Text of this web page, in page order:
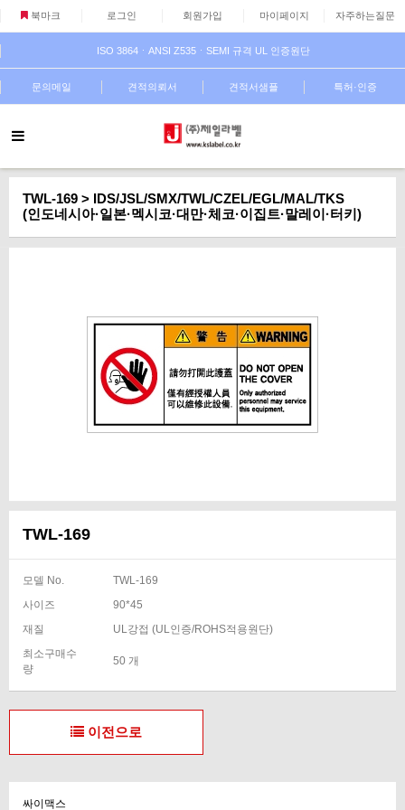
북마크 로그인 회원가입 마이페이지 자주하는질문
ISO 3864ㆍANSI Z535ㆍSEMI 규격 UL 인증원단
문의메일 견적의뢰서 견적서샘플 특허·인증
TWL-169 > IDS/JSL/SMX/TWL/CZEL/EGL/MAL/TKS
(인도네시아·일본·멕시코·대만·체코·이집트·말레이·터키)
TWL-169
모델 No.
TWL-169
사이즈
90*45
재질
UL강접 (UL인증/ROHS적용원단)
최소구매수
량
50 개
이전으로
싸이맥스